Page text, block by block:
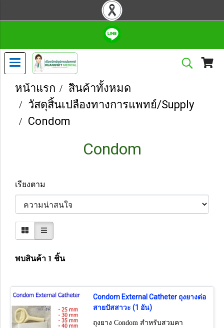
หน้าแรก
สินค้าทั้งหมด
วัสดุสิ้นเปลืองทางการแพทย์/Supply
Condom
Condom
เรียงตาม
พบสินค้า 1 ชิ้น
Condom External Catheter ถุงยางต่อ
สายปัสสาวะ (1 อัน)
ถุงยาง Condom สำหรับสวมคา